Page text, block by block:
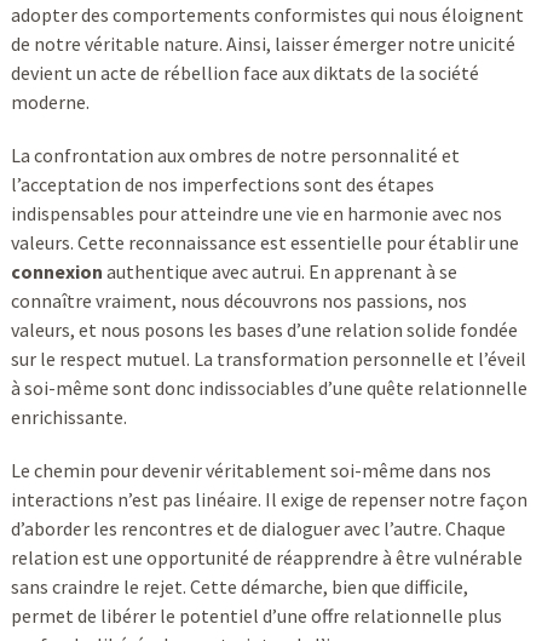
adopter des comportements conformistes qui nous éloignent
de notre véritable nature. Ainsi, laisser émerger notre unicité
devient un acte de rébellion face aux diktats de la société
moderne.
La confrontation aux ombres de notre personnalité et
l’acceptation de nos imperfections sont des étapes
indispensables pour atteindre une vie en harmonie avec nos
valeurs. Cette reconnaissance est essentielle pour établir une
connexion authentique avec autrui. En apprenant à se
connaître vraiment, nous découvrons nos passions, nos
valeurs, et nous posons les bases d’une relation solide fondée
sur le respect mutuel. La transformation personnelle et l’éveil
à soi-même sont donc indissociables d’une quête relationnelle
enrichissante.
Le chemin pour devenir véritablement soi-même dans nos
interactions n’est pas linéaire. Il exige de repenser notre façon
d’aborder les rencontres et de dialoguer avec l’autre. Chaque
relation est une opportunité de réapprendre à être vulnérable
sans craindre le rejet. Cette démarche, bien que difficile,
permet de libérer le potentiel d’une offre relationnelle plus